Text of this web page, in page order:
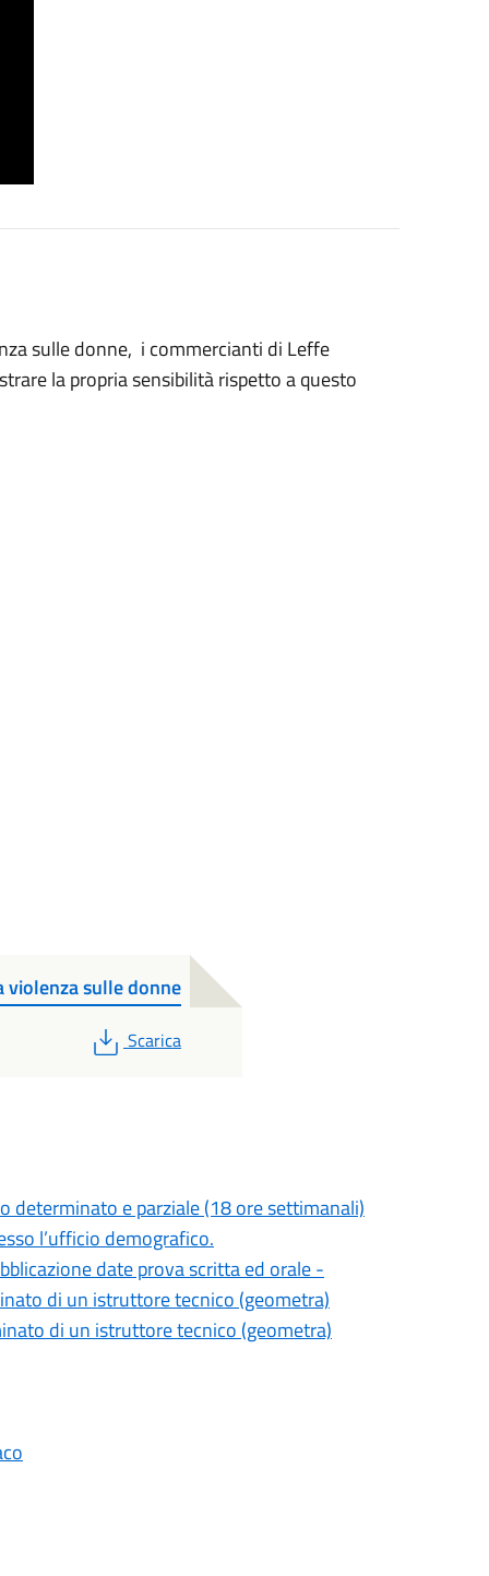
sulle donne, i commercianti di Leffe
la propria sensibilità rispetto a questo
violenza sulle donne
PDF
Scarica
determinato e parziale (18 ore settimanali)
l’ufficio demografico.
date prova scritta ed orale -
di un istruttore tecnico (geometra)
di un istruttore tecnico (geometra)